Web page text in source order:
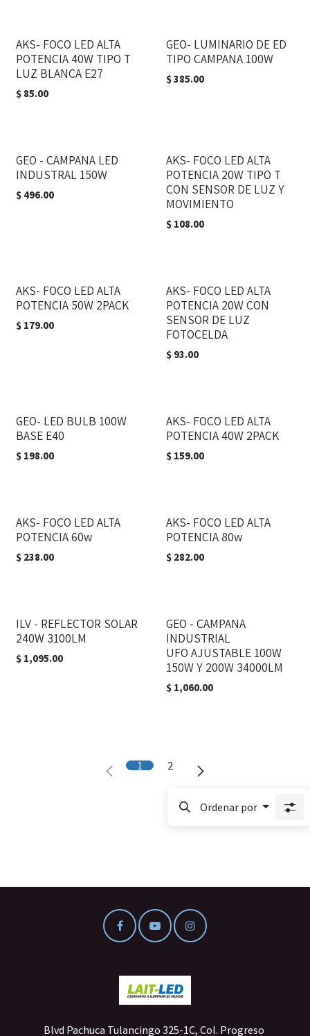
AKS- FOCO LED ALTA
POTENCIA 40W TIPO T
LUZ BLANCA E27
$ 85.00
GEO- LUMINARIO DE ED
TIPO CAMPANA 100W
$385.00
GEO - CAMPANA LED
INDUSTRAL 150W
$ 496.00
AKS- FOCO LED ALTA
POTENCIA 20W TIPO T
CON SENSOR DE LUZ Y
MOVIMIENTO
$ 108.00
AKS- FOCO LED ALTA
POTENCIA 50W 2PACK
$ 179.00
AKS- FOCO LED ALTA
POTENCIA 20W CON
SENSOR DE LUZ
FOTOCELDA
$ 93.00
GEO- LED BULB 100W
BASE E40
$ 198.00
AKS- FOCO LED ALTA
POTENCIA 40W 2PACK
$ 159.00
AKS- FOCO LED ALTA
POTENCIA 60w
$ 238.00
AKS- FOCO LED ALTA
POTENCIA 80w
$ 282.00
ILV - REFLECTOR SOLAR
240W 3100LM
$ 1,095.00
GEO - CAMPANA
INDUSTRIAL
UFO AJUSTABLE 100W
150W Y 200W 34000LM
$ 1,060.00
1 2
Ordenar por
Blvd Pachuca Tulancingo 325-1C, Col. Progreso